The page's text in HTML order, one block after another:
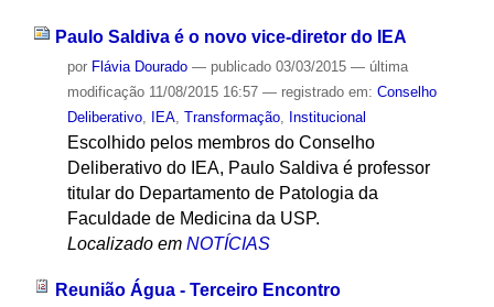
Paulo Saldiva é o novo vice-diretor do IEA
por Flávia Dourado — publicado03/03/2015 — última
modificação11/08/2015 16:57 — registrado em: Conselho
Deliberativo, IEA, Transformação, Institucional
Escolhido pelos membros do Conselho
Deliberativo do IEA, Paulo Saldiva é professor
titular do Departamento de Patologia da
Faculdade de Medicina da USP.
Localizado em NOTÍCIAS
Reunião Água - Terceiro Encontro